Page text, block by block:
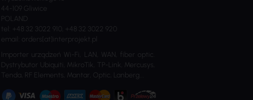
44-109 Gliwice
POLAND
tel: +48 32 3022 910, +48 32 3022 920
email: orders[at]interprojekt.pl
Importer urządzeń Wi-Fi, LAN, WAN, fiber optic.
Dystrybutor Ubiquiti, MikroTik, TP-Link, Mercusys,
Tenda, RF Elements, Mantar, Optic, Lanberg...